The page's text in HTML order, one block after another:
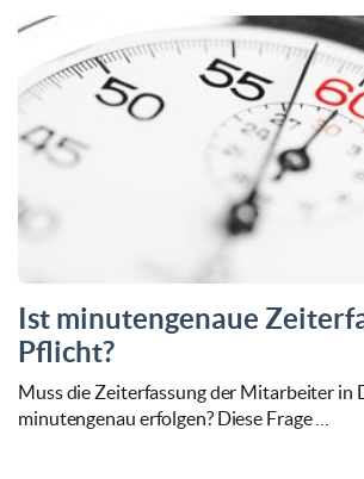
Ist minutengenaue
Pflicht?
Muss die Zeiterfassung der Mitarbeiter in
minutengenau erfolgen? Diese Frage …